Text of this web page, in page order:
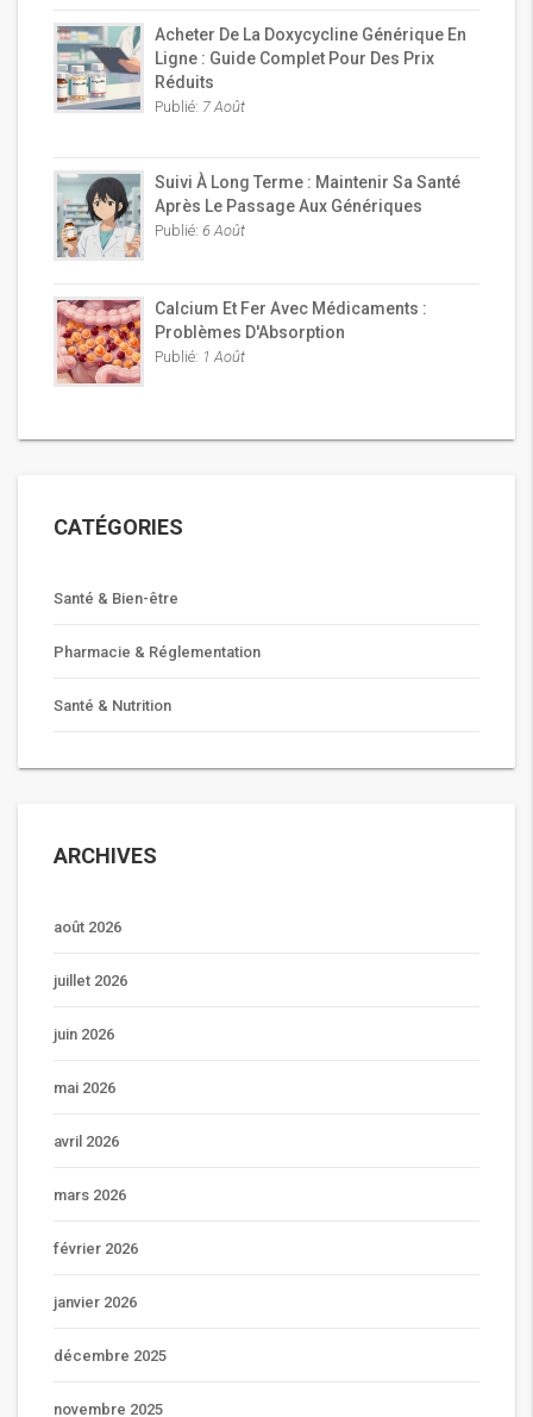
Acheter De La Doxycycline Générique En
Ligne : Guide Complet Pour Des Prix
Réduits
Publié: 7 Août
Suivi À Long Terme : Maintenir Sa Santé
Après Le Passage Aux Génériques
Publié: 6 Août
Calcium Et Fer Avec Médicaments :
Problèmes D'Absorption
Publié: 1 Août
CATÉGORIES
Santé & Bien-être
Pharmacie & Réglementation
Santé & Nutrition
ARCHIVES
août 2026
juillet 2026
juin 2026
mai 2026
avril 2026
mars 2026
février 2026
janvier 2026
décembre 2025
novembre 2025